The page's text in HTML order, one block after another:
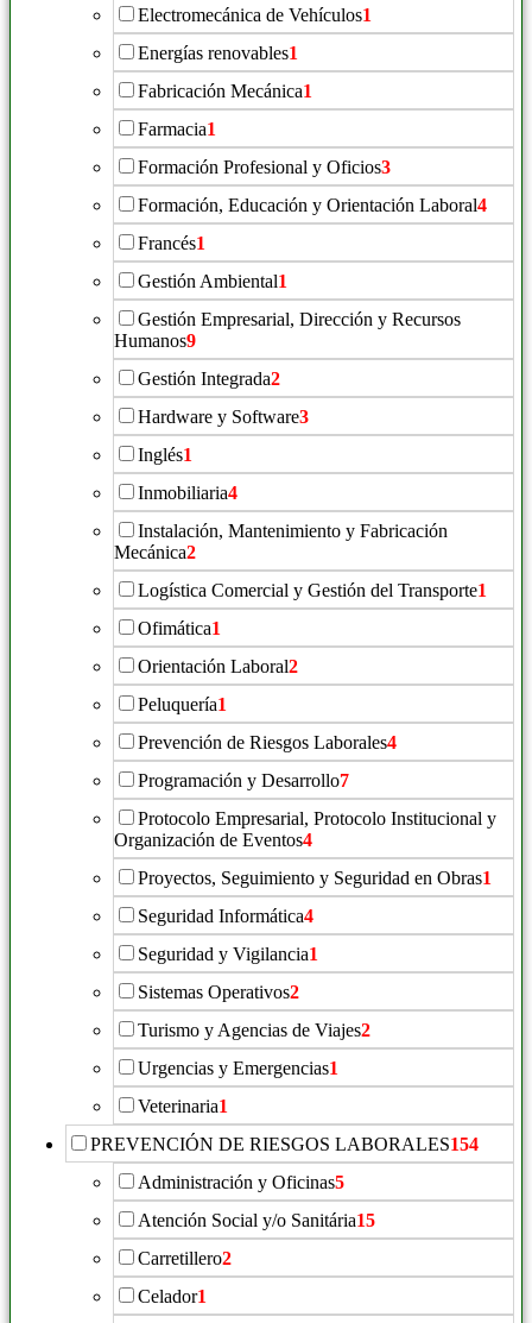
Electromecánica de Vehículos1
Energías renovables1
Fabricación Mecánica1
Farmacia1
Formación Profesional y Oficios3
Formación, Educación y Orientación Laboral4
Francés1
Gestión Ambiental1
Gestión Empresarial, Dirección y Recursos
Humanos9
Gestión Integrada2
Hardware y Software3
Inglés1
Inmobiliaria4
Instalación, Mantenimiento y Fabricación
Mecánica2
Logística Comercial y Gestión del Transporte1
Ofimática1
Orientación Laboral2
Peluquería1
Prevención de Riesgos Laborales4
Programación y Desarrollo7
Protocolo Empresarial, Protocolo Institucional y
Organización de Eventos4
Proyectos, Seguimiento y Seguridad en Obras1
Seguridad Informática4
Seguridad y Vigilancia1
Sistemas Operativos2
Turismo y Agencias de Viajes2
Urgencias y Emergencias1
Veterinaria1
PREVENCIÓN DE RIESGOS LABORALES154
Administración y Oficinas5
Atención Social y/o Sanitária15
Carretillero2
Celador1